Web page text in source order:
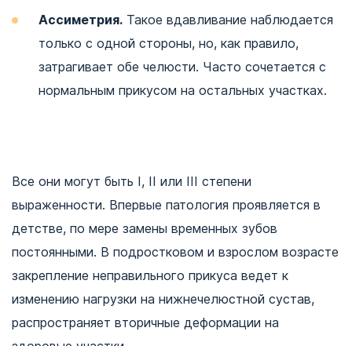
Ассиметрия. Такое вдавливание наблюдается
только с одной стороны, но, как правило,
затрагивает обе челюсти. Часто сочетается с
нормальным прикусом на остальных участках.
Все они могут быть I, II или III степени
выраженности. Впервые патология проявляется в
детстве, по мере замены временных зубов
постоянными. В подростковом и взрослом возрасте
закрепление неправильного прикуса ведет к
изменению нагрузки на нижнечелюстной сустав,
распространяет вторичные деформации на